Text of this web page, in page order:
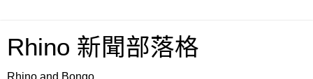
Rhino 新聞部落格
Rhino and Bongo